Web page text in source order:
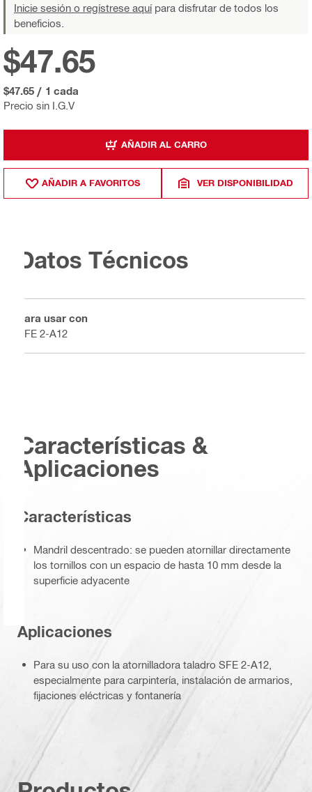
Inicie sesión o regístrese aquípara disfrutar de todos los
beneficios.
Precio sin I.G.V
$47.65
$47.65 / 1 cada
AÑADIR AL CARRO
AÑADIR A FAVORITOS VER DISPONIBILIDAD
Datos Técnicos
Para usar con
SFE 2-A12
Características &
Aplicaciones
Caracterí­sticas
Mandril descentrado: se pueden atornillar directamente
los tornillos con un espacio de hasta 10 mm desde la
superficie adyacente
Aplicaciones
Para su uso con la atornilladora taladro SFE 2-A12,
especialmente para carpintería, instalación de armarios,
fijaciones eléctricas y fontanería